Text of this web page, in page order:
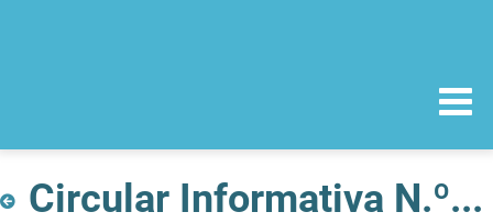
Circular Informativa N.º 014/CD/550.20.001 Data: 24/01/2018